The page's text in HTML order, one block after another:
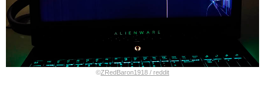
©ZRedBaron1918 / reddit